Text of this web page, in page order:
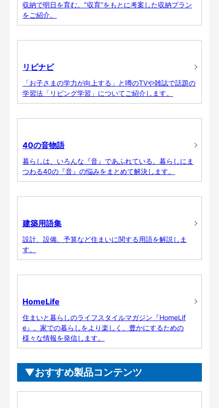
収納で明日を育む。"収育”をもとに考案した収納プラン
をご紹介。
リビナビ
「お子さまの学力が向上する」と噂のTVや雑誌で話題の
学習法「リビング学習」についてご紹介します。
40の音物語
暮らしは、いろんな『音』であふれている。暮らしにま
つわる40の『音』の悩みをまとめて解決します。
建築用語集
設計、設備、予算など住まいに関する用語を解説しま
す。
HomeLife
住まいと暮らしのライフスタイルマガジン『HomeLif
e』。家での暮らしをより楽しく、豊かにするための
様々な情報を発信します。
おすすめ製品コンテンツ